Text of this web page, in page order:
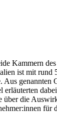
Kammern
ist mit
die
für